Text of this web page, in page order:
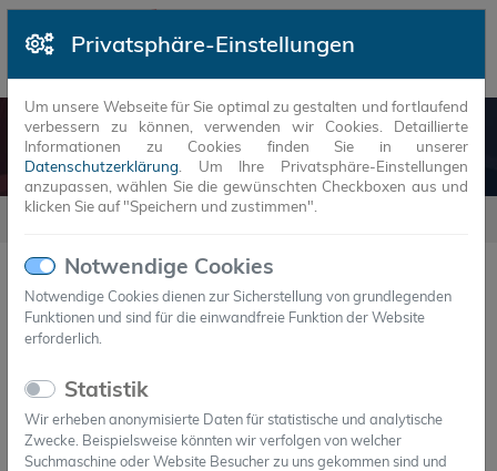
Privatsphäre-Einstellungen
Um unsere Webseite für Sie optimal zu gestalten und fortlaufend
verbessern zu können, verwenden wir Cookies. Detaillierte
Informationen zu Cookies finden Sie in unserer
Datenschutzerklärung . Um Ihre Privatsphäre-Einstellungen
anzupassen, wählen Sie die gewünschten Checkboxen aus und
klicken Sie auf "Speichern und zustimmen".
Notwendige Cookies
Notwendige Cookies dienen zur Sicherstellung von grundlegenden
Funktionen und sind für die einwandfreie Funktion der Website
erforderlich.
Statistik
Wir erheben anonymisierte Daten für statistische und analytische
Zwecke. Beispielsweise könnten wir verfolgen von welcher
Suchmaschine oder Website Besucher zu uns gekommen sind und
REFERENZEN
Futurium - Haus der Zukunft
PCM in der Gebäudeklimatisierung
trägt maßgeblich dazu bei, den Ressourcenverbrauch
und Klimawandel einzudämmen. Dabei sind wiederum
Energiespeicher eine Voraussetzung für die verstärkte